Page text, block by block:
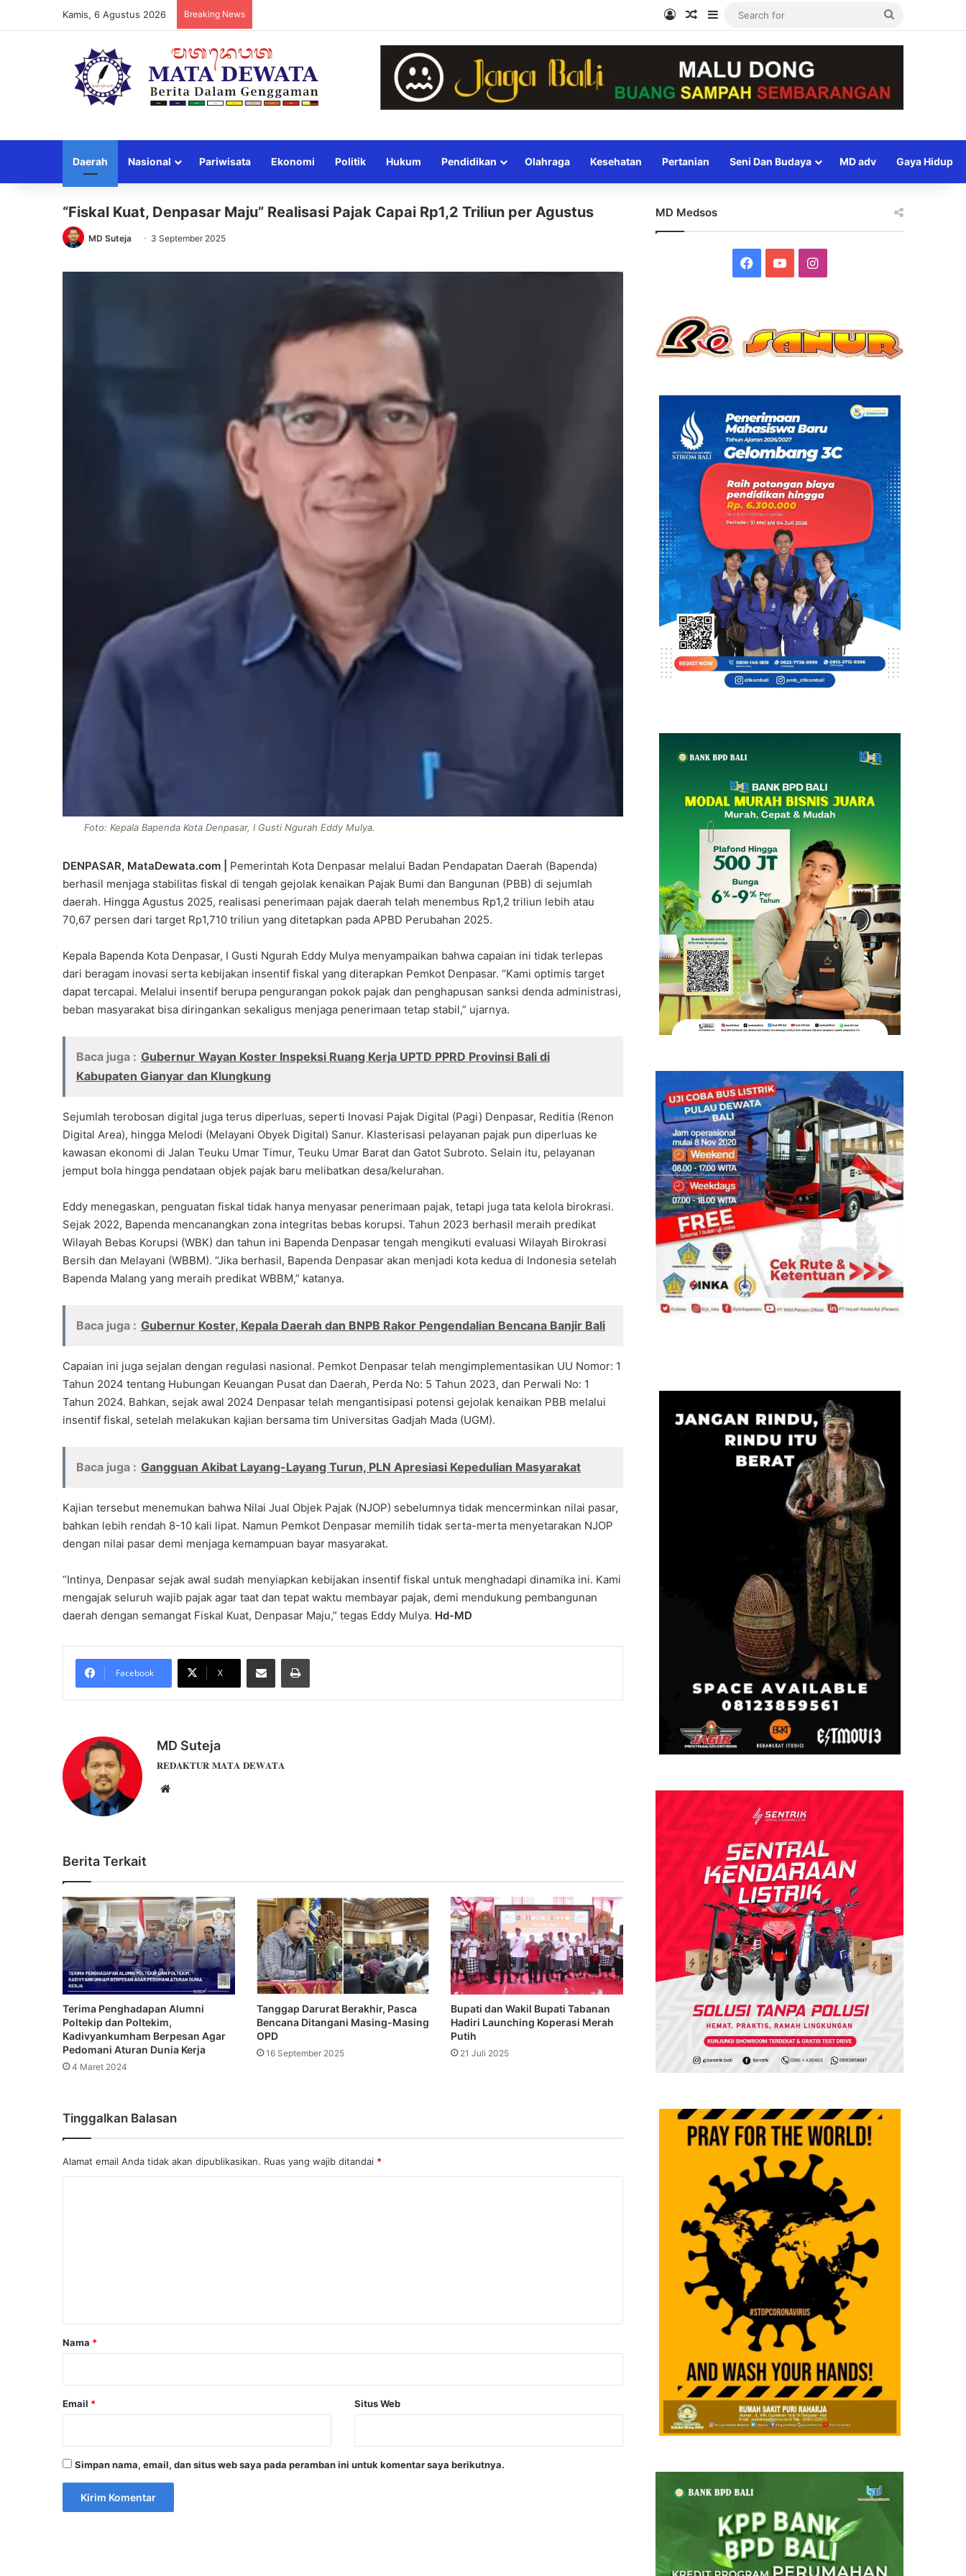
Kamis, 6 Agustus 2026 Breaking News Log InRandom Article
Sidebar
Daerah Nasional Pariwisata Ekonomi Politik Hukum Pendidikan Olahraga Kesehatan Pertanian Seni Dan Budaya MD adv Gaya Hidup
“Fiskal Kuat, Denpasar Maju” Realisasi Pajak Capai Rp1,2 Triliun per Agustus
MD Suteja 3 September 2025
Foto: Kepala Bapenda Kota Denpasar, I Gusti Ngurah Eddy Mulya.
DENPASAR, MataDewata.com |
Pemerintah Kota Denpasar melalui Badan Pendapatan Daerah (Bapenda)
berhasil menjaga stabilitas fiskal di tengah gejolak kenaikan Pajak Bumi dan Bangunan (PBB) di sejumlah
daerah. Hingga Agustus 2025, realisasi penerimaan pajak daerah telah menembus Rp1,2 triliun lebih atau
70,67 persen dari target Rp1,710 triliun yang ditetapkan pada APBD Perubahan 2025.
Kepala Bapenda Kota Denpasar, I Gusti Ngurah Eddy Mulya menyampaikan bahwa capaian ini tidak terlepas
dari beragam inovasi serta kebijakan insentif fiskal yang diterapkan Pemkot Denpasar. “Kami optimis target
dapat tercapai. Melalui insentif berupa pengurangan pokok pajak dan penghapusan sanksi denda administrasi,
beban masyarakat bisa diringankan sekaligus menjaga penerimaan tetap stabil,” ujarnya.
Baca juga : Gubernur Wayan Koster Inspeksi Ruang Kerja UPTD PPRD Provinsi Bali di
Kabupaten Gianyar dan Klungkung
Sejumlah terobosan digital juga terus diperluas, seperti Inovasi Pajak Digital (Pagi) Denpasar, Reditia (Renon
Digital Area), hingga Melodi (Melayani Obyek Digital) Sanur. Klasterisasi pelayanan pajak pun diperluas ke
kawasan ekonomi di Jalan Teuku Umar Timur, Teuku Umar Barat dan Gatot Subroto. Selain itu, pelayanan
jemput bola hingga pendataan objek pajak baru melibatkan desa/kelurahan.
Eddy menegaskan, penguatan fiskal tidak hanya menyasar penerimaan pajak, tetapi juga tata kelola birokrasi.
Sejak 2022, Bapenda mencanangkan zona integritas bebas korupsi. Tahun 2023 berhasil meraih predikat
Wilayah Bebas Korupsi (WBK) dan tahun ini Bapenda Denpasar tengah mengikuti evaluasi Wilayah Birokrasi
Bersih dan Melayani (WBBM). “Jika berhasil, Bapenda Denpasar akan menjadi kota kedua di Indonesia setelah
Bapenda Malang yang meraih predikat WBBM,” katanya.
Baca juga : Gubernur Koster, Kepala Daerah dan BNPB Rakor Pengendalian Bencana Banjir Bali
Capaian ini juga sejalan dengan regulasi nasional. Pemkot Denpasar telah mengimplementasikan UU Nomor: 1
Tahun 2024 tentang Hubungan Keuangan Pusat dan Daerah, Perda No: 5 Tahun 2023, dan Perwali No: 1
Tahun 2024. Bahkan, sejak awal 2024 Denpasar telah mengantisipasi potensi gejolak kenaikan PBB melalui
insentif fiskal, setelah melakukan kajian bersama tim Universitas Gadjah Mada (UGM).
Baca juga : Gangguan Akibat Layang-Layang Turun, PLN Apresiasi Kepedulian Masyarakat
Kajian tersebut menemukan bahwa Nilai Jual Objek Pajak (NJOP) sebelumnya tidak mencerminkan nilai pasar,
bahkan lebih rendah 8-10 kali lipat. Namun Pemkot Denpasar memilih tidak serta-merta menyetarakan NJOP
dengan nilai pasar demi menjaga kemampuan bayar masyarakat.
“Intinya, Denpasar sejak awal sudah menyiapkan kebijakan insentif fiskal untuk menghadapi dinamika ini. Kami
mengajak seluruh wajib pajak agar taat dan tepat waktu membayar pajak, demi mendukung pembangunan
daerah dengan semangat Fiskal Kuat, Denpasar Maju,” tegas Eddy Mulya. Hd-MD
Facebook X
Share via Email Print
MD Suteja
𝐑𝐄𝐃𝐀𝐊𝐓𝐔𝐑 𝐌𝐀𝐓𝐀 𝐃𝐄𝐖𝐀𝐓𝐀
Berita Terkait
Terima Penghadapan Alumni
Poltekip dan Poltekim,
Kadivyankumham Berpesan Agar
Pedomani Aturan Dunia Kerja
4 Maret 2024
Tanggap Darurat Berakhir, Pasca
Bencana Ditangani Masing-Masing
OPD
16 September 2025
Bupati dan Wakil Bupati Tabanan
Hadiri Launching Koperasi Merah
Putih
21 Juli 2025
Tinggalkan Balasan
Alamat email Anda tidak akan dipublikasikan. Ruas yang wajib ditandai *
rNama *
Email * Situs Web
Simpan nama, email, dan situs web saya pada peramban ini untuk komentar saya berikutnya.
MD Medsos
Facebook
YouTubeInstagram